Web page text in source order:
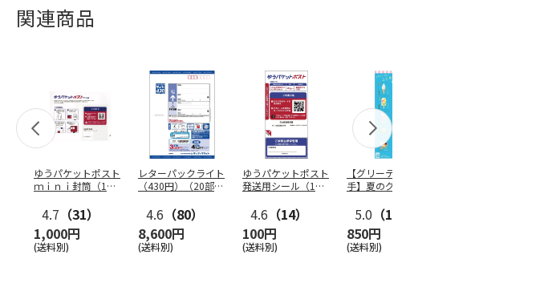
関連商品
ゆうパケットポスト
ｍｉｎｉ封筒（1個
4.7 （31）
1,000円
(送料別)
レターパックライト
（430円）（20部セ
4.6 （80）
8,600円
(送料別)
ゆうパケットポスト
発送用シール（1個
4.6 （14）
100円
(送料別)
【グリーティング切
手】夏のグリーティ
5.0 （10）
850円
(送料別)